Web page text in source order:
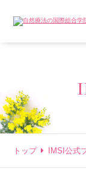
トップ IMSI公式